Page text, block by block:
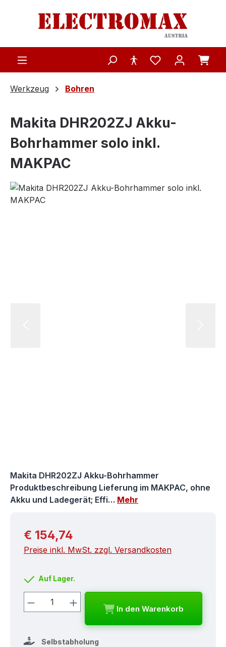
Zum Hauptinhalt springen
Werkzeug Bohren
Makita DHR202ZJ Akku-
Bohrhammer solo inkl.
MAKPAC
Bildergalerie überspringen
Makita DHR202ZJ Akku-Bohrhammer
Produktbeschreibung Lieferung im MAKPAC, ohne
Akku und Ladegerät; Effi… Mehr
Regulärer Preis:
€ 154,74
Preise inkl. MwSt. zzgl. Versandkosten
Auf Lager.
Produkt Anzahl: Gib den
In den Warenkorb
Selbstabholung